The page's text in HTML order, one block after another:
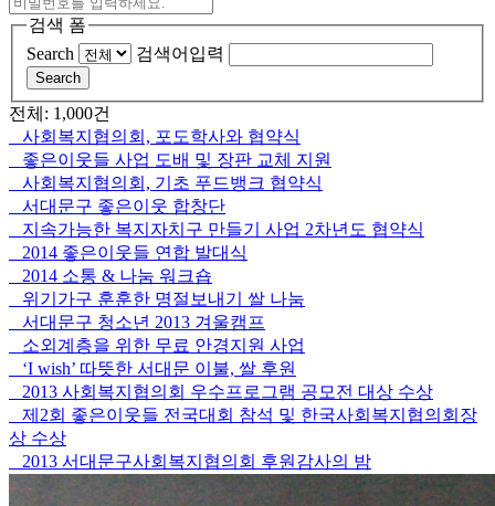
검색 폼
Search
검색어입력
Search
전체: 1,000건
사회복지협의회, 포도학사와 협약식
좋은이웃들 사업 도배 및 장판 교체 지원
사회복지협의회, 기초 푸드뱅크 협약식
서대문구 좋은이웃 합창단
지속가능한 복지자치구 만들기 사업 2차년도 협약식
2014 좋은이웃들 연합 발대식
2014 소통 & 나눔 워크숍
위기가구 훈훈한 명절보내기 쌀 나눔
서대문구 청소년 2013 겨울캠프
소외계층을 위한 무료 안경지원 사업
‘I wish’ 따뜻한 서대문 이불, 쌀 후원
2013 사회복지협의회 우수프로그램 공모전 대상 수상
제2회 좋은이웃들 전국대회 참석 및 한국사회복지협의회장
상 수상
2013 서대문구사회복지협의회 후원감사의 밤